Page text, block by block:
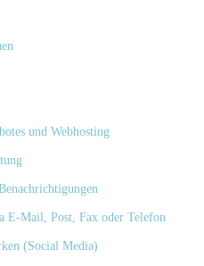
und Webhosting
E-Mail, Post, Fax oder Telefon
(Social Media)